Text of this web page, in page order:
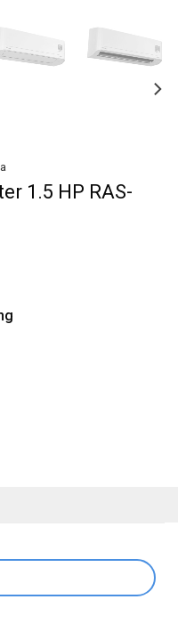
1.5 HP RAS-
H13S4KCV2G-V số lượng